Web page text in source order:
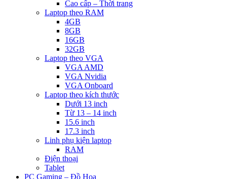
Cao cấp – Thời trang
Laptop theo RAM
4GB
8GB
16GB
32GB
Laptop theo VGA
VGA AMD
VGA Nvidia
VGA Onboard
Laptop theo kích thước
Dưới 13 inch
Từ 13 – 14 inch
15.6 inch
17.3 inch
Linh phụ kiện laptop
RAM
Điện thoại
Tablet
PC Gaming – Đồ Họa